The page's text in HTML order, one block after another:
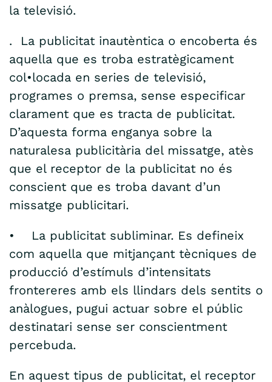
la televisió.
. La publicitat inautèntica o encoberta és
aquella que es troba estratègicament
col•locada en series de televisió,
programes o premsa, sense especificar
clarament que es tracta de publicitat.
D’aquesta forma enganya sobre la
naturalesa publicitària del missatge, atès
que el receptor de la publicitat no és
conscient que es troba davant d’un
missatge publicitari.
• La publicitat subliminar. Es defineix
com aquella que mitjançant tècniques de
producció d’estímuls d’intensitats
frontereres amb els llindars dels sentits o
anàlogues, pugui actuar sobre el públic
destinatari sense ser conscientment
percebuda.
En aquest tipus de publicitat, el receptor